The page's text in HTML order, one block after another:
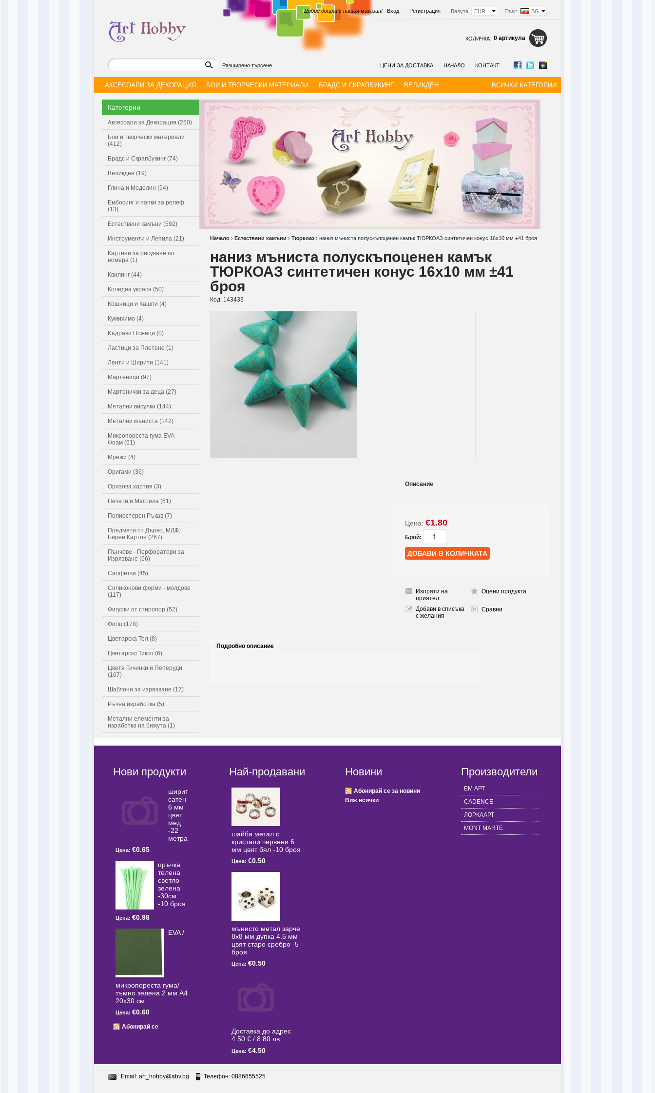
Език: BG
Валута: EUR
Вход Регистрация
Добре дошли в нашия магазин!
|
КОЛИЧКА 0 артикула
Разширено търсене ЦЕНИ ЗА ДОСТАВКА НАЧАЛО КОНТАКТ
АКСЕСОАРИ ЗА ДЕКОРАЦИЯ БОИ И ТВОРЧЕСКИ МАТЕРИАЛИ БРАДС И СКРАПБУКИНГ ВЕЛИКДЕН ВСИЧКИ КАТЕГОРИИ
Категории
Аксесоари за Декорация (250)
Бои и творчески материали
(412)
Брадс и Скрапбукинг (74)
Великден (19)
Глина и Моделин (54)
Ембосинг и папки за релеф
(13)
Естествени камъни (592)
Инструменти и Лепила (21)
Картини за рисуване по
номера (1)
Квилинг (44)
Коледна украса (50)
Кошници и Кашпи (4)
Кумихимо (4)
Къдрави Ножици (0)
Ластици за Плетене (1)
Ленти и Ширити (141)
Мартеници (97)
Мартенички за деца (27)
Метални висулки (144)
Метални мъниста (142)
Микропореста гума EVA -
Фоам (61)
Мрежи (4)
Оригами (36)
Оризова хартия (3)
Печати и Мастила (61)
Полиестерен Ръкав (7)
Предмети от Дърво, МДФ,
Бирен Картон (267)
Пънчове - Перфоратори за
Изрязване (66)
Салфетки (45)
Силиконови форми - молдове
(117)
Фигурки от стиропор (52)
Филц (178)
Цветарска Тел (8)
Цветарско Тиксо (6)
Цветя Тичинки и Пеперуди
(167)
Шаблони за изрязване (17)
Ръчна изработка (5)
Метални елементи за
изработка на бижута (1)
Начало › Естествени камъни › Тюркоаз › наниз мъниста полускъпоценен камък ТЮРКОАЗ синтетичен конус 16x10 мм ±41 броя
наниз мъниста полускъпоценен камък
ТЮРКОАЗ синтетичен конус 16x10 мм ±41
броя
Код: 143433
Описание
Цена: €1.80
Брой:
Изпрати на
приятел
Оцени продукта
Добави в списъка
с желания
Сравни
Подробно описание
Нови продукти
ширит
сатен
6 мм
цвят
мед
-22
метра
Цена: €0.65
пръчка
телена
светлo
зелена
-30см.
-10 броя
Цена: €0.98
EVA /
микропореста гума/
тъмно зелена 2 мм А4
20x30 см
Цена: €0.60
Абонирай се
Най-продавани
шайба метал с
кристали червени 6
мм цвят бял -10 броя
Цена: €0.50
мънисто метал зарче
8x8 мм дупка 4.5 мм
цвят старо сребро -5
броя
Цена: €0.50
Доставка до адрес
4.50 € / 8.80 лв.
Цена: €4.50
Новини
Абонирай се за новини
Виж всички
Производители
ЕМ АРТ
CADENCE
ЛОРКААРТ
MONT MARTE
Email: art_hobby@abv.bg Телефон: 0886655525